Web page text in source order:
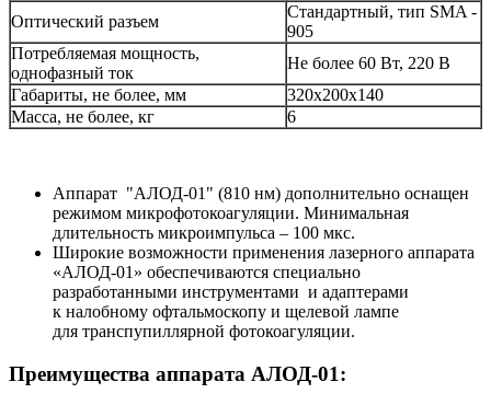
Оптический разъем
Стандартный, тип SMA -
905
Потребляемая мощность,
однофазный ток
Не более 60 Вт, 220 В
Габариты, не более, мм
320х200х140
Масса, не более, кг
6
Аппарат "АЛОД-01" (810 нм) дополнительно оснащен
режимом микрофотокоагуляции. Минимальная
длительность микроимпульса – 100 мкс.
Широкие возможности применения лазерного аппарата
«АЛОД-01» обеспечиваются специально
разработанными инструментами и адаптерами
к налобному офтальмоскопу и щелевой лампе
для транспупиллярной фотокоагуляции.
Преимущества аппарата АЛОД-01: